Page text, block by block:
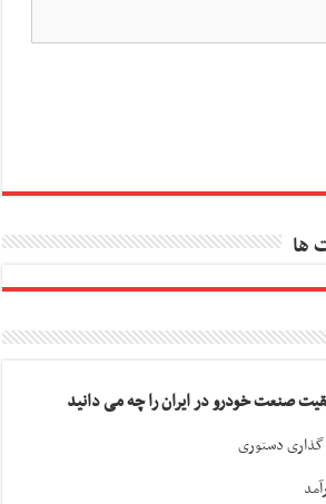
ها
صنعت خودرو در ایران را چه می دانید
دستوری